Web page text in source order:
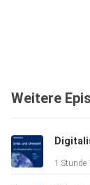
Weitere
1 Stunde